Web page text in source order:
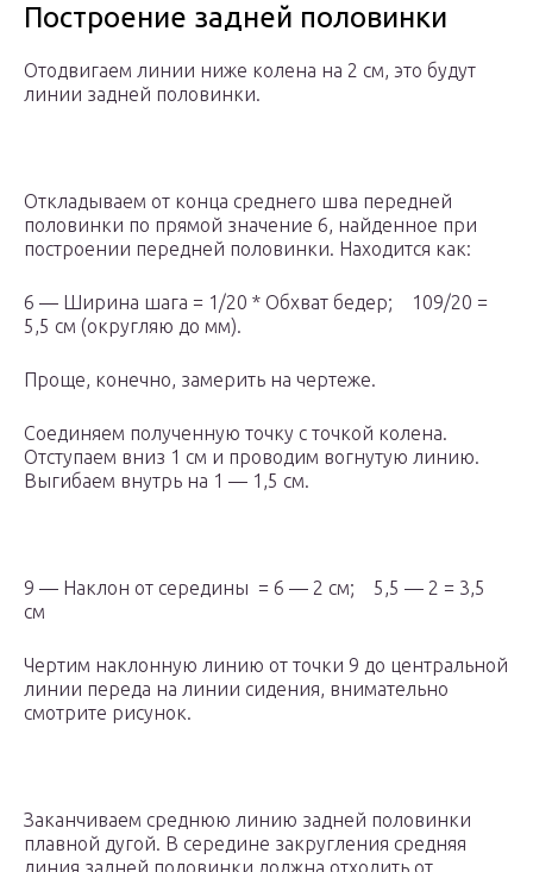
Построение задней половинки
Отодвигаем линии ниже колена на 2 см, это будут
линии задней половинки.
Откладываем от конца среднего шва передней
половинки по прямой значение 6, найденное при
построении передней половинки. Находится как:
6 — Ширина шага = 1/20 * Обхват бедер; 109/20 =
5,5 см (округляю до мм).
Проще, конечно, замерить на чертеже.
Соединяем полученную точку с точкой колена.
Отступаем вниз 1 см и проводим вогнутую линию.
Выгибаем внутрь на 1 — 1,5 см.
9 — Наклон от середины = 6 — 2 см; 5,5 — 2 = 3,5
см
Чертим наклонную линию от точки 9 до центральной
линии переда на линии сидения, внимательно
смотрите рисунок.
Заканчиваем среднюю линию задней половинки
плавной дугой. В середине закругления средняя
линия задней половинки должна отходить от